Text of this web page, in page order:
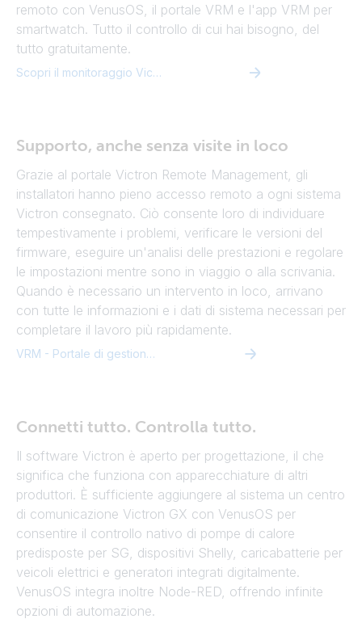
remoto con VenusOS, il portale VRM e l'app VRM per
smartwatch. Tutto il controllo di cui hai bisogno, del
tutto gratuitamente.
Scopri il monitoraggio Victron Energy
Supporto, anche senza visite in loco
Grazie al portale Victron Remote Management, gli
installatori hanno pieno accesso remoto a ogni sistema
Victron consegnato. Ciò consente loro di individuare
tempestivamente i problemi, verificare le versioni del
firmware, eseguire un'analisi delle prestazioni e regolare
le impostazioni mentre sono in viaggio o alla scrivania.
Quando è necessario un intervento in loco, arrivano
con tutte le informazioni e i dati di sistema necessari per
completare il lavoro più rapidamente.
VRM - Portale di gestione remota
Connetti tutto. Controlla tutto.
Il software Victron è aperto per progettazione, il che
significa che funziona con apparecchiature di altri
produttori. È sufficiente aggiungere al sistema un centro
di comunicazione Victron GX con VenusOS per
consentire il controllo nativo di pompe di calore
predisposte per SG, dispositivi Shelly, caricabatterie per
veicoli elettrici e generatori integrati digitalmente.
VenusOS integra inoltre Node-RED, offrendo infinite
opzioni di automazione.